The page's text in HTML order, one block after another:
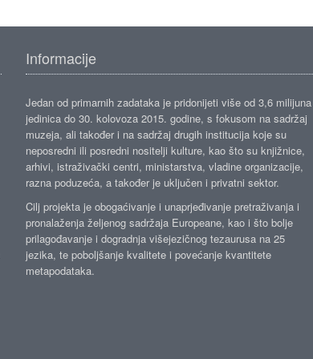
Informacije
Jedan od primarnih zadataka je pridonijeti više od 3,6 milijuna
jedinica do 30. kolovoza 2015. godine, s fokusom na sadržaj
muzeja, ali također i na sadržaj drugih institucija koje su
neposredni ili posredni nositelji kulture, kao što su knjižnice,
arhivi, istraživački centri, ministarstva, vladine organizacije,
razna poduzeća, a također je uključen i privatni sektor.
Cilj projekta je obogaćivanje i unaprjeđivanje pretraživanja i
pronalaženja željenog sadržaja Europeane, kao i što bolje
prilagođavanje i dogradnja višejezičnog tezaurusa na 25
jezika, te poboljšanje kvalitete i povećanje kvantitete
metapodataka.